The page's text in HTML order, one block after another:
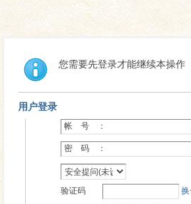
您需要先登录才能继续本操作
用户登录
帐 号 ：
密 码 ：
验证码